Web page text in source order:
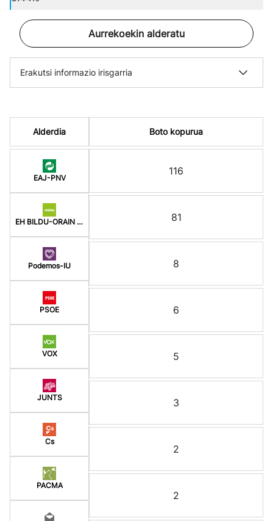
Aurrekoekin alderatu
Erakutsi informazio irisgarria
Alderdia
EAJ-PNV
EH BILDU-ORAIN ERREP
Podemos-IU
PSOE
VOX
JUNTS
Cs
PACMA
Boto kopurua
116
81
8
6
5
3
2
2